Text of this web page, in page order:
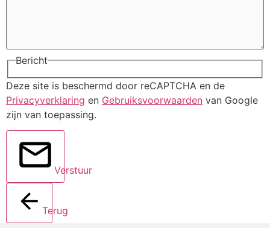
Bericht
Deze site is beschermd door reCAPTCHA en de
Privacyverklaring en Gebruiksvoorwaarden van Google
zijn van toepassing.
Verstuur
Terug